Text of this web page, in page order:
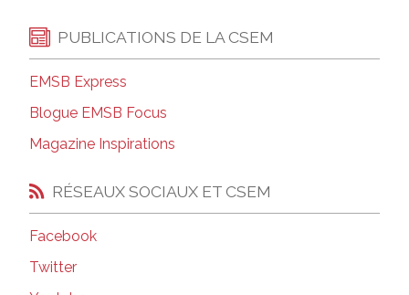
PUBLICATIONS DE LA CSEM
EMSB Express
Blogue EMSB Focus
Magazine Inspirations
RÉSEAUX SOCIAUX ET CSEM
Facebook
Twitter